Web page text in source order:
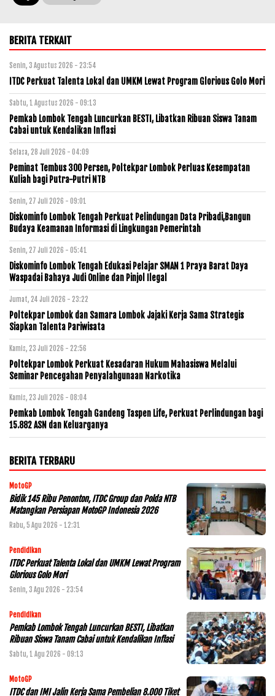
BERITA TERKAIT
Senin, 3 Agustus 2026 - 23:54
ITDC Perkuat Talenta Lokal dan UMKM Lewat Program Glorious Golo Mori
Sabtu, 1 Agustus 2026 - 09:13
Pemkab Lombok Tengah Luncurkan BESTI, Libatkan Ribuan Siswa Tanam
Cabai untuk Kendalikan Inflasi
Selasa, 28 Juli 2026 - 04:09
Peminat Tembus 300 Persen, Poltekpar Lombok Perluas Kesempatan
Kuliah bagi Putra-Putri NTB
Senin, 27 Juli 2026 - 09:01
Diskominfo Lombok Tengah Perkuat Pelindungan Data Pribadi,Bangun
Budaya Keamanan Informasi di Lingkungan Pemerintah
Senin, 27 Juli 2026 - 05:41
Diskominfo Lombok Tengah Edukasi Pelajar SMAN 1 Praya Barat Daya
Waspadai Bahaya Judi Online dan Pinjol Ilegal
Jumat, 24 Juli 2026 - 23:22
Poltekpar Lombok dan Samara Lombok Jajaki Kerja Sama Strategis
Siapkan Talenta Pariwisata
Kamis, 23 Juli 2026 - 22:56
Poltekpar Lombok Perkuat Kesadaran Hukum Mahasiswa Melalui
Seminar Pencegahan Penyalahgunaan Narkotika
Kamis, 23 Juli 2026 - 08:04
Pemkab Lombok Tengah Gandeng Taspen Life, Perkuat Perlindungan bagi
15.882 ASN dan Keluarganya
BERITA TERBARU
MotoGP
Bidik 145 Ribu Penonton, ITDC Group dan Polda NTB
Matangkan Persiapan MotoGP Indonesia 2026
Rabu, 5 Agu 2026 - 12:31
Pendidikan
ITDC Perkuat Talenta Lokal dan UMKM Lewat Program
Glorious Golo Mori
Senin, 3 Agu 2026 - 23:54
Pendidikan
Pemkab Lombok Tengah Luncurkan BESTI, Libatkan
Ribuan Siswa Tanam Cabai untuk Kendalikan Inflasi
Sabtu, 1 Agu 2026 - 09:13
MotoGP
ITDC dan IMI Jalin Kerja Sama Pembelian 8.000 Tiket